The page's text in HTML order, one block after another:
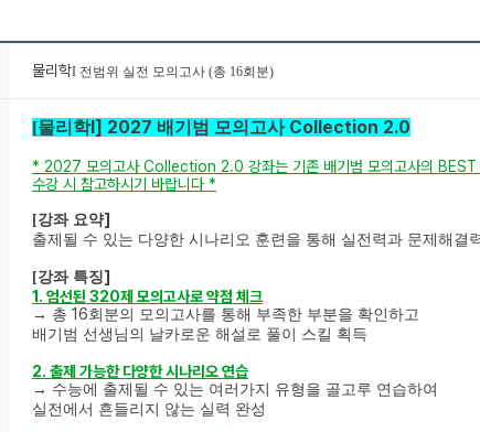
물리학I 전범위 실전 모의고사 (총 16회분)
[물리학I] 2027 배기범 모의고사Collection 2.0
* 2027 모의고사Collection 2.0 강좌는 기존 배기범 모의고사의 BEST
수강 시 참고하시기 바랍니다 *
[강좌 요약]
출제될 수 있는 다양한 시나리오 훈련을 통해 실전력과 문제해결
[강좌 특징]
1. 엄선된 320제 모의고사로 약점 체크
→ 총 16회분의 모의고사를 통해 부족한 부분을 확인하고
배기범 선생님의 날카로운 해설로 풀이 스킬 획득
2. 출제 가능한 다양한 시나리오 연습
→ 수능에 출제될 수 있는 여러가지 유형을 골고루 연습하여
실전에서 흔들리지 않는 실력 완성